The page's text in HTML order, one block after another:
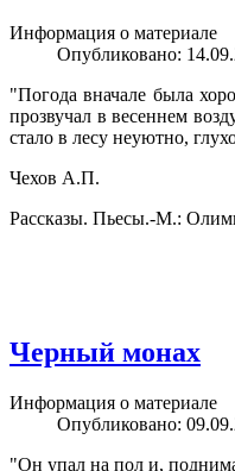
Информация о материале
Опубликовано:
"Погода вначале была
прозвучал в весеннем
стало в лесу неуютно,
Чехов А.П.
Рассказы. Пьесы.-М.:
Черный монах
Информация о материале
Опубликовано:
"Он упал на пол и,